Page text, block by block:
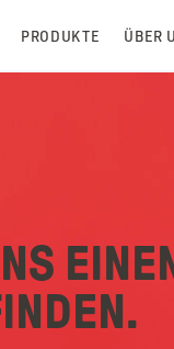
PRODUKTE ÜBER